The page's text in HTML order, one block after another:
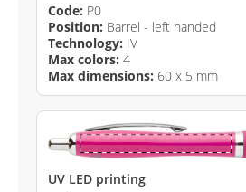
Code: P0
Position: Barrel - left handed
Technology: IV
Max colors: 4
Max dimensions: 60 x 5 mm
UV LED printing